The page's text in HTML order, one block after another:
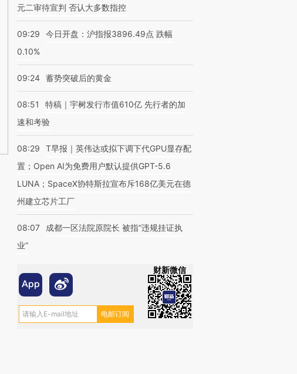
元二审待宣判 否认大多数指控
09:29
今日开盘：沪指报3896.49点 跌幅
0.10%
09:24 蓄势突破后的黄金
08:51
特稿｜宇树发行市值610亿 先行者的加
速和考验
08:29
T早报｜英伟达或拟下调下代GPU显存配
置；Open AI为免费用户默认提供GPT-5.6
LUNA；SpaceX协特斯拉宣布斥168亿美元在德
州建立芯片工厂
08:07
成都一区法院原院长 被指“违规挂证执
业”
财新微信